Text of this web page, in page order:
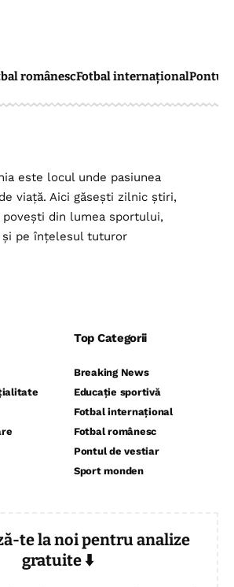
românescFotbal internaționalPontul
este locul unde pasiunea
viață. Aici găsești zilnic știri,
din lumea sportului,
pe înțelesul tuturor
Top Categorii
Breaking News
Educație sportivă
Fotbal internațional
Fotbal românesc
Pontul de vestiar
Sport monden
te la noi pentru analize
gratuite ⬇️